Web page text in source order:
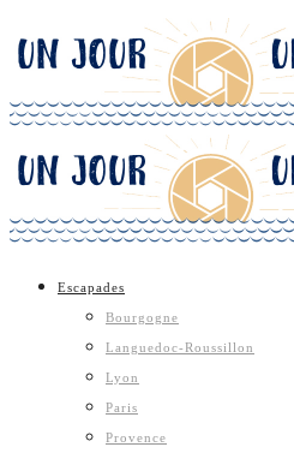
Escapades
Bourgogne
Languedoc-Roussillon
Lyon
Paris
Provence